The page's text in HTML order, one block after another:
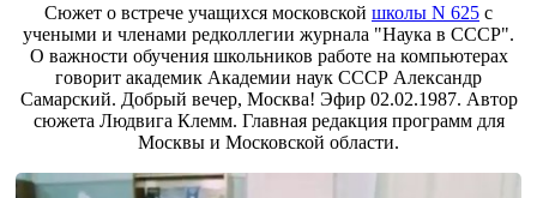
Сюжет о встрече учащихся московской школы N 625 с
учеными и членами редколлегии журнала "Наука в СССР".
О важности обучения школьников работе на компьютерах
говорит академик Академии наук СССР Александр
Самарский. Добрый вечер, Москва! Эфир 02.02.1987. Автор
сюжета Людвига Клемм. Главная редакция программ для
Москвы и Московской области.